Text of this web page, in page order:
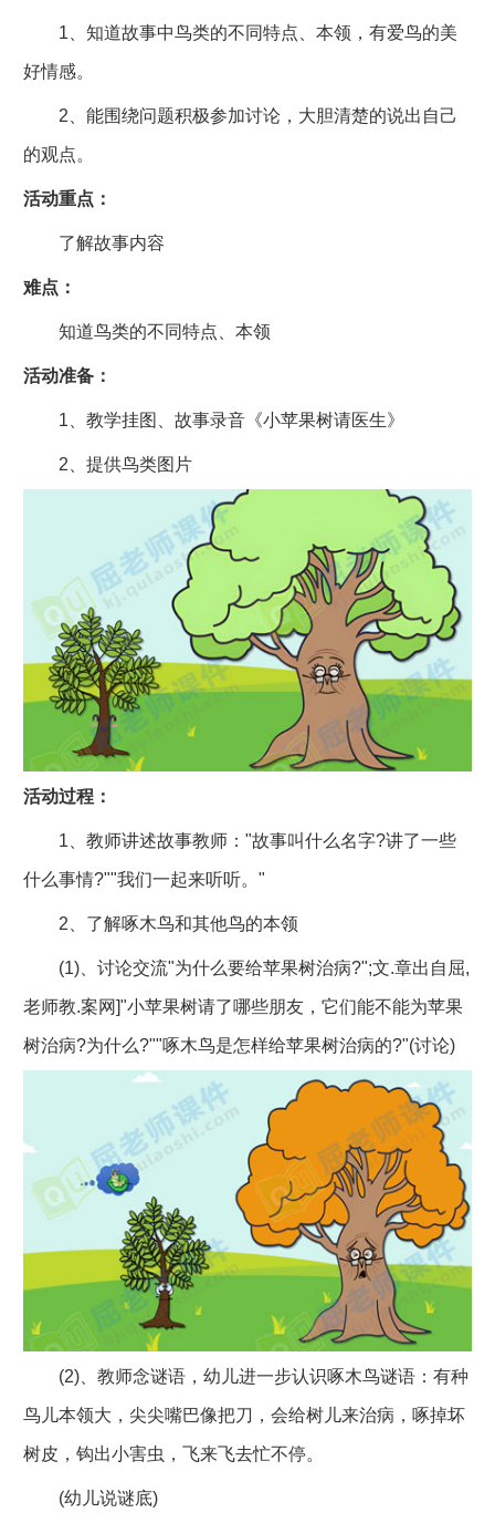
1、知道故事中鸟类的不同特点、本领，有爱鸟的美
好情感。
2、能围绕问题积极参加讨论，大胆清楚的说出自己
的观点。
活动重点：
了解故事内容
难点：
知道鸟类的不同特点、本领
活动准备：
1、教学挂图、故事录音《小苹果树请医生》
2、提供鸟类图片
活动过程：
1、教师讲述故事教师："故事叫什么名字?讲了一些
什么事情?""我们一起来听听。"
2、了解啄木鸟和其他鸟的本领
(1)、讨论交流"为什么要给苹果树治病?";文.章出自屈,
老师教.案网]"小苹果树请了哪些朋友，它们能不能为苹果
树治病?为什么?""啄木鸟是怎样给苹果树治病的?"(讨论)
(2)、教师念谜语，幼儿进一步认识啄木鸟谜语：有种
鸟儿本领大，尖尖嘴巴像把刀，会给树儿来治病，啄掉坏
树皮，钩出小害虫，飞来飞去忙不停。
(幼儿说谜底)